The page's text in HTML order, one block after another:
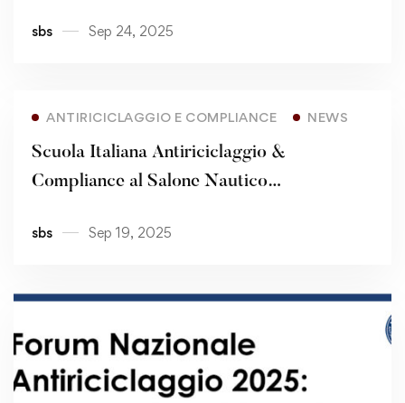
𝗖𝗼𝗻𝗴𝗿𝗲𝘀𝘀𝗶 𝗙𝗼𝗻𝗱𝗮𝘇𝗶𝗼𝗻𝗲 𝗖𝗮𝗿𝗶𝗽𝗹𝗼
sbs Sep 24, 2025
ANTIRICICLAGGIO E COMPLIANCE NEWS
Scuola Italiana Antiriciclaggio &
Compliance al Salone Nautico
sbs Sep 19, 2025